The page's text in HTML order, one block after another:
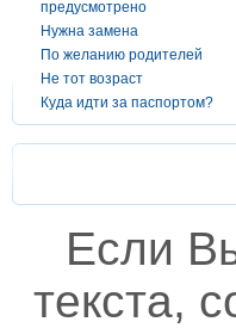
предусмотрено
Нужна замена
По желанию родителей
Не тот возраст
Куда идти за паспортом?
Если
текста,